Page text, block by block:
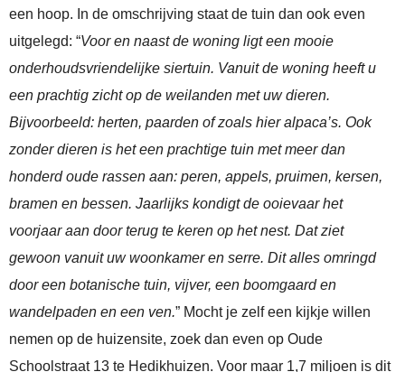
een hoop. In de omschrijving staat de tuin dan ook even
uitgelegd: “Voor en naast de woning ligt een mooie
onderhoudsvriendelijke siertuin. Vanuit de woning heeft u
een prachtig zicht op de weilanden met uw dieren.
Bijvoorbeeld: herten, paarden of zoals hier alpaca’s. Ook
zonder dieren is het een prachtige tuin met meer dan
honderd oude rassen aan: peren, appels, pruimen, kersen,
bramen en bessen. Jaarlijks kondigt de ooievaar het
voorjaar aan door terug te keren op het nest. Dat ziet
gewoon vanuit uw woonkamer en serre. Dit alles omringd
door een botanische tuin, vijver, een boomgaard en
wandelpaden en een ven.” Mocht je zelf een kijkje willen
nemen op de huizensite, zoek dan even op Oude
Schoolstraat 13 te Hedikhuizen. Voor maar 1,7 miljoen is dit